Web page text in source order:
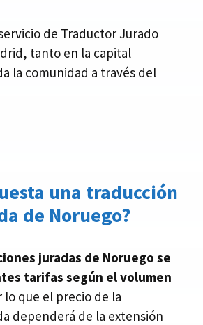
de Traductor Jurado
tanto en la capital
la comunidad a través del
una traducción
de Noruego?
juradas de Noruego se
tarifas según el volumen
lo que el precio de la
dependerá de la extensión